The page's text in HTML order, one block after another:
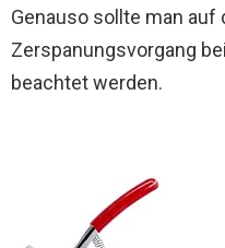
Genauso sollte man auf
Zerspanungsvorgang
beachtet werden.